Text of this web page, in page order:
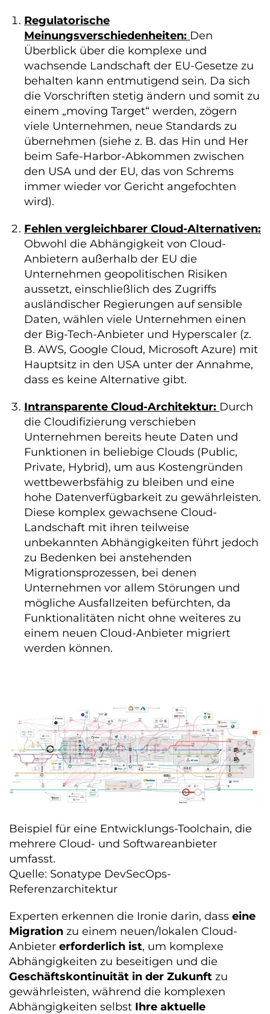
Regulatorische
Meinungsverschiedenheiten: Den
Überblick über die komplexe und
wachsende Landschaft der EU-Gesetze zu
behalten kann entmutigend sein. Da sich
die Vorschriften stetig ändern und somit zu
einem „moving Target“ werden, zögern
viele Unternehmen, neue Standards zu
übernehmen (siehe z. B. das Hin und Her
beim Safe-Harbor-Abkommen zwischen
den USA und der EU, das von Schrems
immer wieder vor Gericht angefochten
wird).
Fehlen vergleichbarer Cloud-Alternativen:
Obwohl die Abhängigkeit von Cloud-
Anbietern außerhalb der EU die
Unternehmen geopolitischen Risiken
aussetzt, einschließlich des Zugriffs
ausländischer Regierungen auf sensible
Daten, wählen viele Unternehmen einen
der Big-Tech-Anbieter und Hyperscaler (z.
B. AWS, Google Cloud, Microsoft Azure) mit
Hauptsitz in den USA unter der Annahme,
dass es keine Alternative gibt.
Intransparente Cloud-Architektur: Durch
die Cloudifizierung verschieben
Unternehmen bereits heute Daten und
Funktionen in beliebige Clouds (Public,
Private, Hybrid), um aus Kostengründen
wettbewerbsfähig zu bleiben und eine
hohe Datenverfügbarkeit zu gewährleisten.
Diese komplex gewachsene Cloud-
Landschaft mit ihren teilweise
unbekannten Abhängigkeiten führt jedoch
zu Bedenken bei anstehenden
Migrationsprozessen, bei denen
Unternehmen vor allem Störungen und
mögliche Ausfallzeiten befürchten, da
Funktionalitäten nicht ohne weiteres zu
einem neuen Cloud-Anbieter migriert
werden können.
Beispiel für eine Entwicklungs-Toolchain, die
mehrere Cloud- und Softwareanbieter
umfasst.
Quelle: Sonatype DevSecOps-
Referenzarchitektur
Experten erkennen die Ironie darin, dass eine
Migration zu einem neuen/lokalen Cloud-
Anbieter erforderlich ist, um komplexe
Abhängigkeiten zu beseitigen und die
Geschäftskontinuität in der Zukunft zu
gewährleisten, während die komplexen
Abhängigkeiten selbst Ihre aktuelle